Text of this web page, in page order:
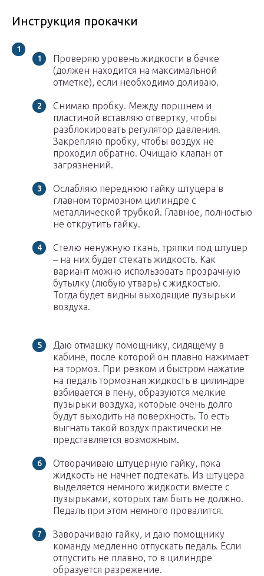
Инструкция прокачки
Проверяю уровень жидкости в бачке
(должен находится на максимальной
отметке), если необходимо доливаю.
Снимаю пробку. Между поршнем и
пластиной вставляю отвертку, чтобы
разблокировать регулятор давления.
Закрепляю пробку, чтобы воздух не
проходил обратно. Очищаю клапан от
загрязнений.
Ослабляю переднюю гайку штуцера в
главном тормозном цилиндре с
металлической трубкой. Главное, полностью
не открутить гайку.
Стелю ненужную ткань, тряпки под штуцер
– на них будет стекать жидкость. Как
вариант можно использовать прозрачную
бутылку (любую утварь) с жидкостью.
Тогда будет видны выходящие пузырьки
воздуха.
Даю отмашку помощнику, сидящему в
кабине, после которой он плавно нажимает
на тормоз. При резком и быстром нажатие
на педаль тормозная жидкость в цилиндре
взбивается в пену, образуются мелкие
пузырьки воздуха, которые очень долго
будут выходить на поверхность. То есть
выгнать такой воздух практически не
представляется возможным.
Отворачиваю штуцерную гайку, пока
жидкость не начнет подтекать. Из штуцера
выделяется немного жидкости вместе с
пузырьками, которых там быть не должно.
Педаль при этом немного провалится.
Заворачиваю гайку, и даю помощнику
команду медленно отпускать педаль. Если
отпустить не плавно, то в цилиндре
образуется разрежение.